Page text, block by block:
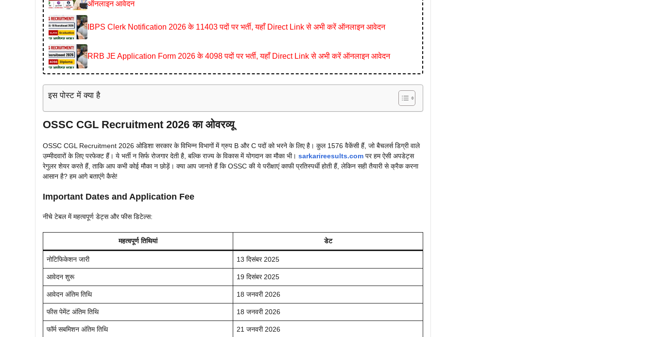
ऑनलाइन आवेदन
IBPS Clerk Notification 2026 के 11403 पदों पर भर्ती, यहाँ Direct Link से अभी करें ऑनलाइन आवेदन
RRB JE Application Form 2026 के 4098 पदों पर भर्ती, यहाँ Direct Link से अभी करें ऑनलाइन आवेदन
इस पोस्ट में क्या है
OSSC CGL Recruitment 2026 का ओवरव्यू
OSSC CGL Recruitment 2026 ओडिशा सरकार के विभिन्न विभागों में ग्रुप B और C पदों को भरने के लिए है। कुल 1576 वैकेंसी हैं, जो बैचलर्स डिग्री वाले
उम्मीदवारों के लिए परफेक्ट हैं। ये भर्ती न सिर्फ रोजगार देती है, बल्कि राज्य के विकास में योगदान का मौका भी। sarkarireesults.com पर हम ऐसी अपडेट्स
रेगुलर शेयर करते हैं, ताकि आप कभी कोई मौका न छोड़ें। क्या आप जानते हैं कि OSSC की ये परीक्षाएं काफी प्रतिस्पर्धी होती हैं, लेकिन सही तैयारी से क्रैक करना
आसान है? हम आगे बताएंगे कैसे!
Important Dates and Application Fee
नीचे टेबल में महत्वपूर्ण डेट्स और फीस डिटेल्स:
महत्वपूर्ण तिथियां डेट
नोटिफिकेशन जारी 13 दिसंबर 2025
आवेदन शुरू 19 दिसंबर 2025
आवेदन अंतिम तिथि 18 जनवरी 2026
फीस पेमेंट अंतिम तिथि 18 जनवरी 2026
फॉर्म सबमिशन अंतिम तिथि 21 जनवरी 2026